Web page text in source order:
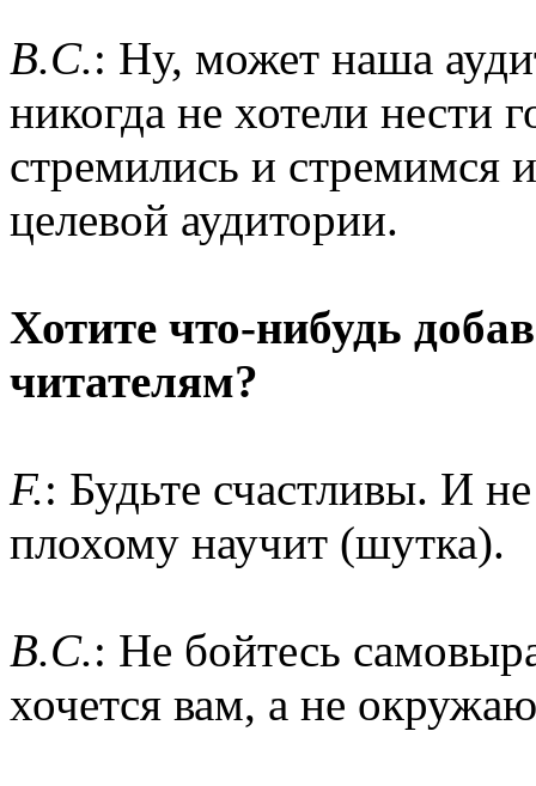
B.C.: Ну, может наша
никогда не хотели нести
стремились и стремимся
целевой аудитории.
Хотите что-нибудь
читателям?
F.: Будьте счастливы. И
плохому научит (шутка).
B.C.: Не бойтесь
хочется вам, а не